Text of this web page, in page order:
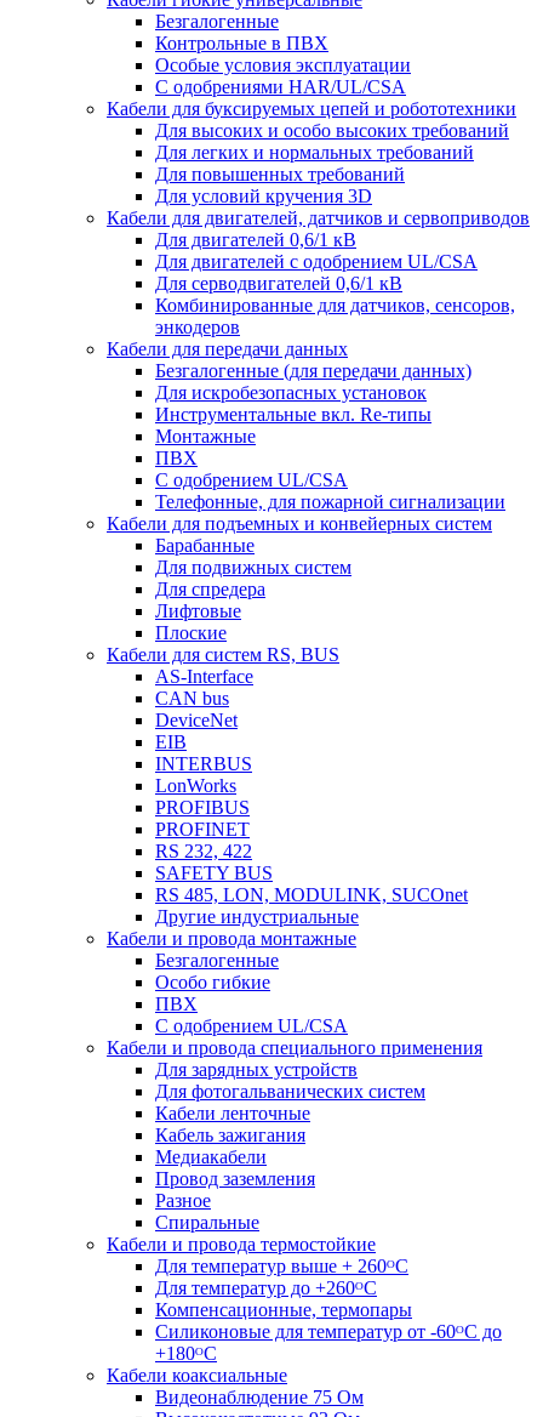
Безгалогенные
Контрольные в ПВХ
Особые условия эксплуатации
С одобрениями HAR/UL/CSA
Кабели для буксируемых цепей и робототехники
Для высоких и особо высоких требований
Для легких и нормальных требований
Для повышенных требований
Для условий кручения 3D
Кабели для двигателей, датчиков и сервоприводов
Для двигателей 0,6/1 кВ
Для двигателей с одобрением UL/CSA
Для серводвигателей 0,6/1 кВ
Комбинированные для датчиков, cенсоров,
энкодеров
Кабели для передачи данных
Безгалогенные (для передачи данных)
Для искробезопасных установок
Инструментальные вкл. Re-типы
Монтажные
ПВХ
С одобрением UL/CSA
Телефонные, для пожарной сигнализации
Кабели для подъемных и конвейерных систем
Барабанные
Для подвижных систем
Для спредера
Лифтовые
Плоские
Кабели для систем RS, BUS
AS-Interface
CAN bus
DeviceNet
EIB
INTERBUS
LonWorks
PROFIBUS
PROFINET
RS 232, 422
SAFETY BUS
RS 485, LON, MODULINK, SUCOnet
Другие индустриальные
Кабели и провода монтажные
Безгалогенные
Особо гибкие
ПВХ
С одобрением UL/CSA
Кабели и провода специального применения
Для зарядных устройств
Для фотогальванических систем
Кабели ленточные
Кабель зажигания
Медиакабели
Провод заземления
Разное
Спиральные
Кабели и провода термостойкие
Для температур выше + 260ᴼС
Для температур до +260ᴼС
Компенсационные, термопары
Силиконовые для температур от -60ᴼC до
+180ᴼС
Кабели коаксиальные
Видеонаблюдение 75 Ом